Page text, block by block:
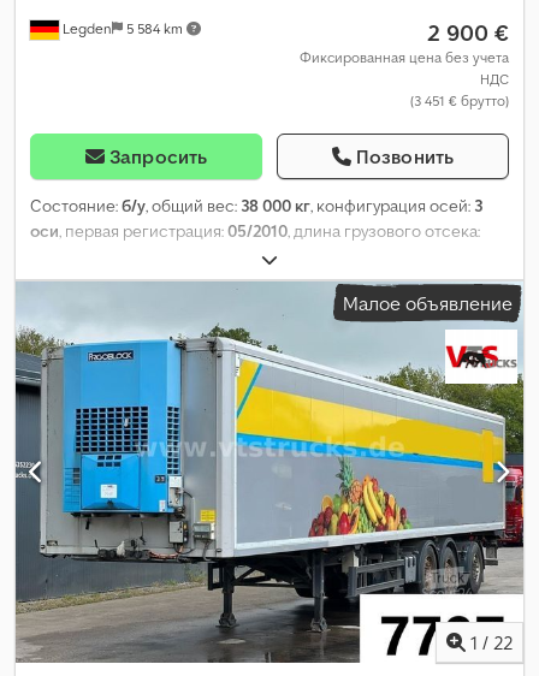
Legden 5 584 km 2 900 €
Фиксированная цена без учета
НДС
(3 451 € брутто)
Запросить Позвонить
Состояние:б/у, общий вес: 38 000 кг, конфигурация осей: 3
оси, первая регистрация:05/2010, длина грузового отсека:
, ширина пространства для загрузки:
высота грузового отсека:2 250 мм, общая ширина:2 600 мм,
, Оборудование: ABS,
Малое объявление
1 / 22